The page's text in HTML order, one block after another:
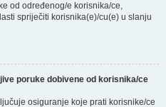
od određenog/e korisnika/ce,
spriječiti korisnika(e)/cu(e) u slanju
poruke dobivene od korisnika/ce
osiguranje koje prati korisnike/ce